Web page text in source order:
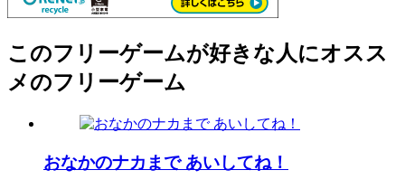
このフリーゲームが好きな人にオスス
メのフリーゲーム
おなかのナカまで あいしてね！